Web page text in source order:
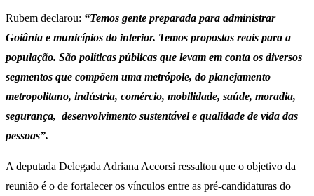
Rubem declarou: “Temos gente preparada para administrar
Goiânia e municípios do interior. Temos propostas reais para a
população. São políticas públicas que levam em conta os diversos
segmentos que compõem uma metrópole, do planejamento
metropolitano, indústria, comércio, mobilidade, saúde, moradia,
segurança, desenvolvimento sustentável e qualidade de vida das
pessoas”.
A deputada Delegada Adriana Accorsi ressaltou que o objetivo da
reunião é o de fortalecer os vínculos entre as pré-candidaturas do